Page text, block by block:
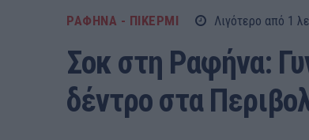
ΡΑΦΗΝΑ - ΠΙΚΕΡΜΙ Λιγότερο από 1
Σοκ στη Ραφήνα:
δέντρο στα